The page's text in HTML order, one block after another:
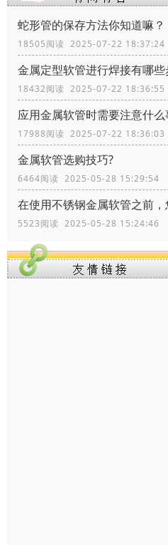
蛇形管的保存方法你知道嘛？
18505阅读 2025-07-22 18:37:24
金属定型软管进行焊接有哪些
18432阅读 2025-07-22 18:36:55
应用金属软管时需要注意什么
17988阅读 2025-07-22 18:36:03
金属软管选购技巧?
6464阅读 2025-05-28 15:29:54
在使用不锈钢金属软管之前
5523阅读 2025-05-28 15:24:46